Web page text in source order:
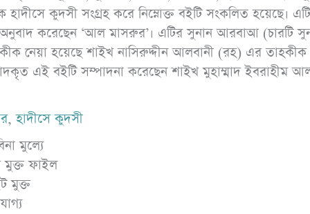
হাদীসে কুদসী সংগ্রহ করে নিম্নোক্ত বইটি সংকলিত হয়েছে। এটি
করেছেন ‘আল মাসরুর’। এটির সুনান আরবাআ (চারটি
নেয়া হয়েছে শাইখ নাসিরুদ্দীন আলবানী (রহ) এর তাহকীক
এই বইটি সম্পাদনা করেছেন শাইখ মুহাম্মাদ ইবরাহীম
,হাদীসে কুদসী
মুল্যে
মুক্ত ফাইল
মুক্ত
পিডিএফ ডাউনলোড করুন